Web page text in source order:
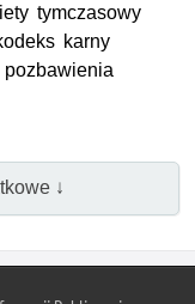
tymczasowy
karny
↓